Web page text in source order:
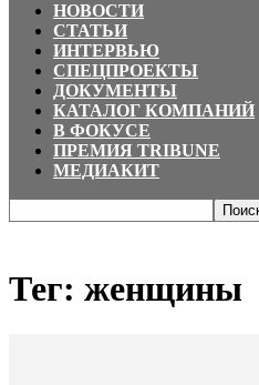
НОВОСТИ
СТАТЬИ
ИНТЕРВЬЮ
СПЕЦПРОЕКТЫ
ДОКУМЕНТЫ
КАТАЛОГ КОМПАНИЙ
В ФОКУСЕ
ПРЕМИЯ TRIBUNE
МЕДИАКИТ
Тег: женщины